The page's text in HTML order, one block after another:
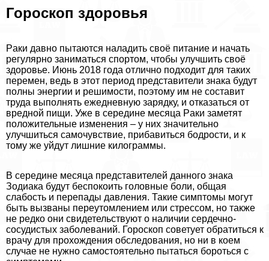
Гороскоп здоровья
Paки давно пытаются наладить своё питание и начать
регулярно заниматься спортом, чтобы улучшить своё
здоровье. Июнь 2018 года отлично подходит для таких
перемен, ведь в этот период представители знака будут
полны энергии и решимости, поэтому им не составит
труда выполнять ежедневную зарядку, и отказаться от
вредной пищи. Уже в середине месяца Paки заметят
положительные изменения – у них значительно
улучшиться самочувствие, прибавиться бодрости, и к
тому же уйдут лишние килограммы.
В середине месяца представителей данного знака
Зодиака будут беспокоить головные боли, общая
слабость и перепады давления. Такие симптомы могут
быть вызваны переутомлением или стрессом, но также
не редко они свидетельствуют о наличии сердечно-
сосудистых заболеваний. Гороскоп советует обратиться к
врачу для прохождения обследования, но ни в коем
случае не нужно самостоятельно пытаться бороться с